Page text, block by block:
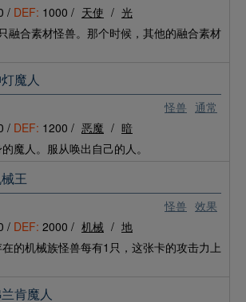
/ DEF: 1000 / 天使 / 光
融合素材怪兽。那个时候，其他的融合素材
怪兽 通常
魔人
/ DEF: 1200 / 恶魔 / 暗
魔人。服从唤出自己的人。
怪兽 效果
王
/ DEF: 2000 / 机械 / 地
的机械族怪兽每有1只，这张卡的攻击力上
肯魔人